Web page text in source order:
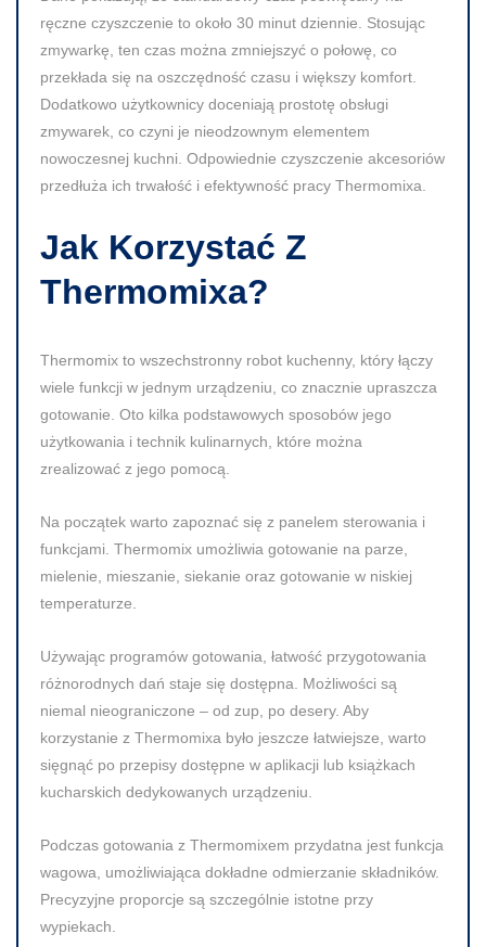
ręczne czyszczenie to około 30 minut dziennie. Stosując
zmywarkę, ten czas można zmniejszyć o połowę, co
przekłada się na oszczędność czasu i większy komfort.
Dodatkowo użytkownicy doceniają prostotę obsługi
zmywarek, co czyni je nieodzownym elementem
nowoczesnej kuchni. Odpowiednie czyszczenie akcesoriów
przedłuża ich trwałość i efektywność pracy Thermomixa.
Jak Korzystać Z
Thermomixa?
Thermomix to wszechstronny robot kuchenny, który łączy
wiele funkcji w jednym urządzeniu, co znacznie upraszcza
gotowanie. Oto kilka podstawowych sposobów jego
użytkowania i technik kulinarnych, które można
zrealizować z jego pomocą.
Na początek warto zapoznać się z panelem sterowania i
funkcjami. Thermomix umożliwia gotowanie na parze,
mielenie, mieszanie, siekanie oraz gotowanie w niskiej
temperaturze.
Używając programów gotowania, łatwość przygotowania
różnorodnych dań staje się dostępna. Możliwości są
niemal nieograniczone – od zup, po desery. Aby
korzystanie z Thermomixa było jeszcze łatwiejsze, warto
sięgnąć po przepisy dostępne w aplikacji lub książkach
kucharskich dedykowanych urządzeniu.
Podczas gotowania z Thermomixem przydatna jest funkcja
wagowa, umożliwiająca dokładne odmierzanie składników.
Precyzyjne proporcje są szczególnie istotne przy
wypiekach.